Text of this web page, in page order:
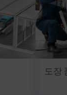
도장